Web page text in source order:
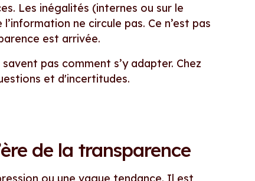
Les inégalités (internes ou sur le
ne circule pas. Ce n’est pas
est arrivée.
pas comment s’y adapter. Chez
et d'incertitudes.
de la transparence
ou une vague tendance. Il est